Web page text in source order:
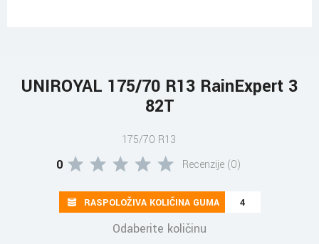
UNIROYAL 175/70 R13 RainExpert 3
82T
175/70 R13
0 Recenzije (0)
RASPOLOŽIVA KOLIČINA GUMA 4
Odaberite količinu